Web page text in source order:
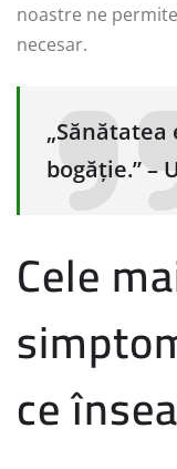
noastre ne
necesar.
„Sănătatea
bogăție.” –
Cele
ce